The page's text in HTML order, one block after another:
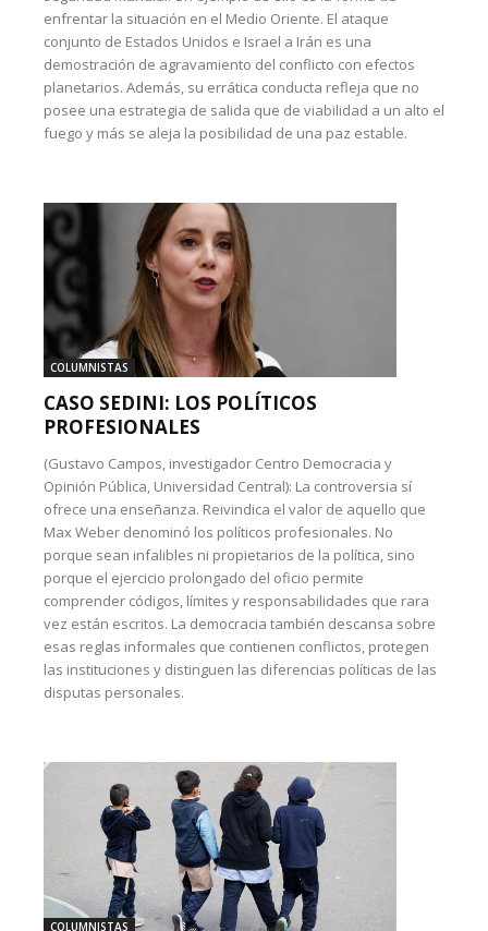
enfrentar la situación en el Medio Oriente. El ataque
conjunto de Estados Unidos e Israel a Irán es una
demostración de agravamiento del conflicto con efectos
planetarios. Además, su errática conducta refleja que no
posee una estrategia de salida que de viabilidad a un alto el
fuego y más se aleja la posibilidad de una paz estable.
COLUMNISTAS
CASO SEDINI: LOS POLÍTICOS
PROFESIONALES
(Gustavo Campos, investigador Centro Democracia y
Opinión Pública, Universidad Central): La controversia sí
ofrece una enseñanza. Reivindica el valor de aquello que
Max Weber denominó los políticos profesionales. No
porque sean infalibles ni propietarios de la política, sino
porque el ejercicio prolongado del oficio permite
comprender códigos, límites y responsabilidades que rara
vez están escritos. La democracia también descansa sobre
esas reglas informales que contienen conflictos, protegen
las instituciones y distinguen las diferencias políticas de las
disputas personales.
COLUMNISTAS